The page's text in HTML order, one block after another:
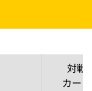
対戦
カード